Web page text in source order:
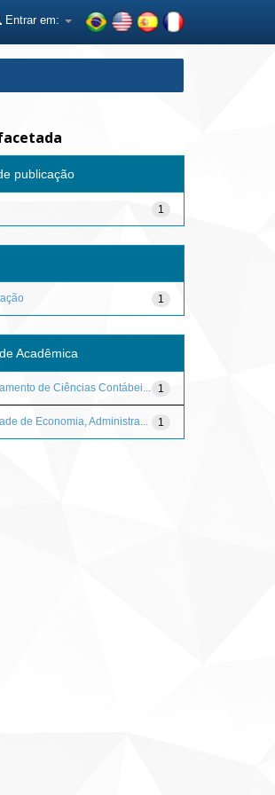
Entrar em:
publicação
1
1
Acadêmica
1
de Ciências Contábei...
1
de Economia, Administra...